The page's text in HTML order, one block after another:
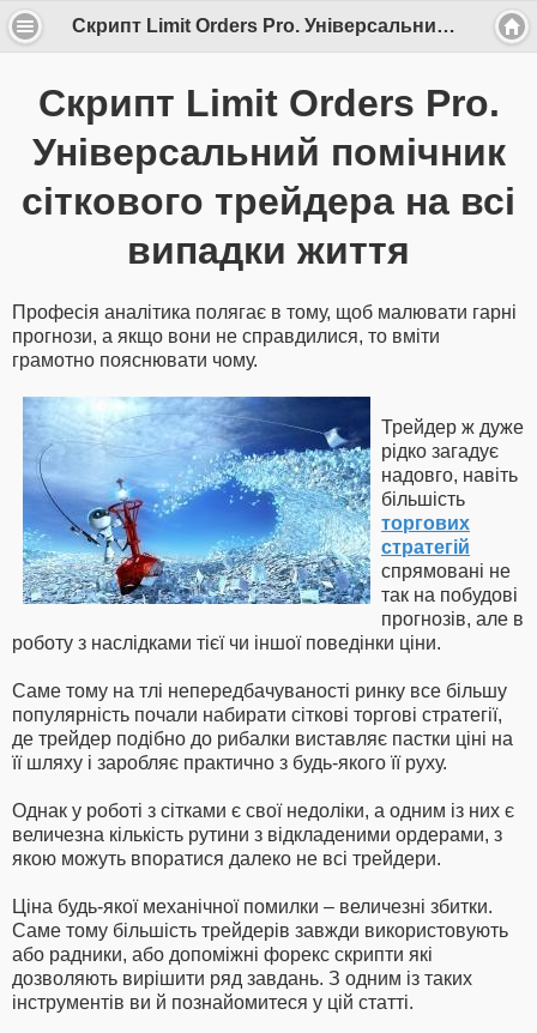
Скрипт Limit Orders Pro. Універсальний помічник сіткового трейдера на всі випадки життя
Скрипт Limit Orders Pro.
Універсальний помічник
сіткового трейдера на всі
випадки життя
Професія аналітика полягає в тому, щоб малювати гарні
прогнози, а якщо вони не справдилися, то вміти
грамотно пояснювати чому.
Трейдер ж дуже
рідко загадує
надовго, навіть
більшість
торгових
стратегій
спрямовані не
так на побудові
прогнозів, але в
роботу з наслідками тієї чи іншої поведінки ціни.
Саме тому на тлі непередбачуваності ринку все більшу
популярність почали набирати сіткові торгові стратегії,
де трейдер подібно до рибалки виставляє пастки ціні на
її шляху і заробляє практично з будь-якого її руху.
Однак у роботі з сітками є свої недоліки, а одним із них є
величезна кількість рутини з відкладеними ордерами, з
якою можуть впоратися далеко не всі трейдери.
Ціна будь-якої механічної помилки – величезні збитки.
Саме тому більшість трейдерів завжди використовують
або радники, або допоміжні форекс скрипти які
дозволяють вирішити ряд завдань. З одним із таких
інструментів ви й познайомитеся у цій статті.